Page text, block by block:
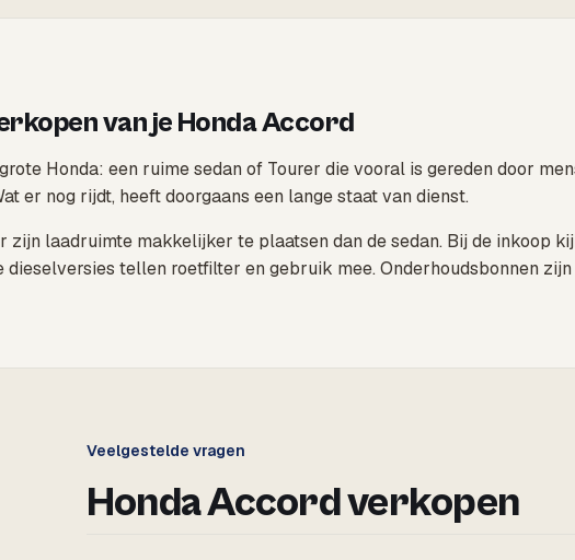
van je Honda Accord
Honda: een ruime sedan of Tourer die vooral is gereden door
er nog rijdt, heeft doorgaans een lange staat van dienst.
zijn laadruimte makkelijker te plaatsen dan de sedan. Bij de inkoop
dieselversies tellen roetfilter en gebruik mee. Onderhoudsbonnen
Veelgestelde vragen
Honda Accord verkopen